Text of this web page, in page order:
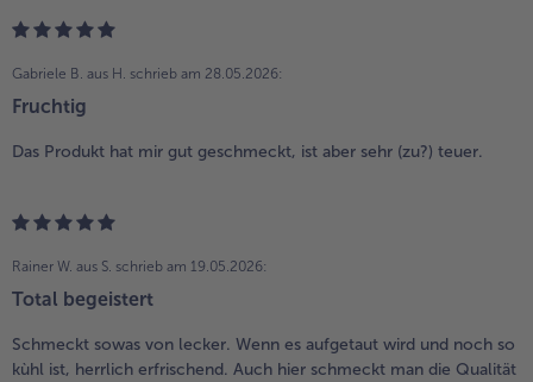
Gabriele B. aus H. schrieb am 28.05.2026:
Fruchtig
Das Produkt hat mir gut geschmeckt, ist aber sehr (zu?) teuer.
Rainer W. aus S. schrieb am 19.05.2026:
Total begeistert
Schmeckt sowas von lecker. Wenn es aufgetaut wird und noch so
kùhl ist, herrlich erfrischend. Auch hier schmeckt man die Qualität